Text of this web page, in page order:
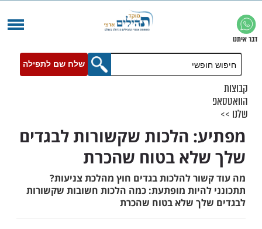
שלח שם לתפילה
הלכות שקשורות לבגדים
בטוח שהכרת